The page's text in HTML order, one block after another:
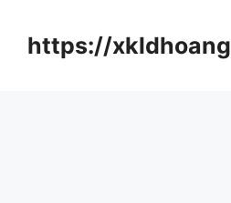
https://